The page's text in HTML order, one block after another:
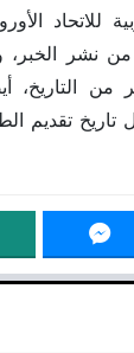
للاتحاد
بعد 20 يوم من
بعد 24 شهر من
تاريخ تقديم